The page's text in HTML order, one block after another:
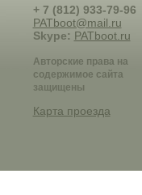
+ 7 (812) 933-79-96
PATboot@mail.ru
Skype: PATboot.ru
Авторские права на
содержимое сайта
защищены
Карта проезда